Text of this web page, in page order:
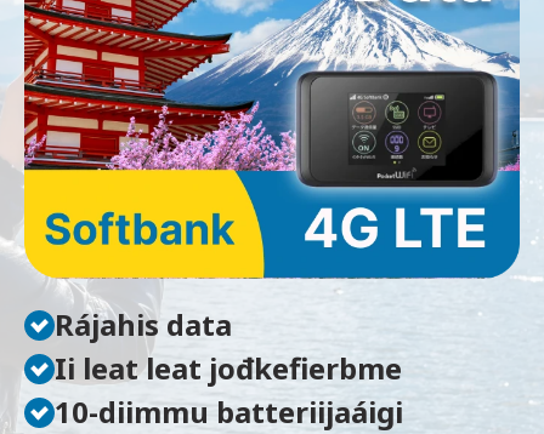
Rájahis data
Ii leat leat jođkefierbme
10-diimmu batteriijaáigi